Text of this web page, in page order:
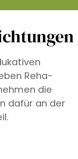
Reha-
die
dafür an der